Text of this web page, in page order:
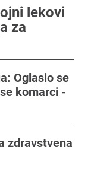
lekovi
za
Oglasio se
komarci -
zdravstvena